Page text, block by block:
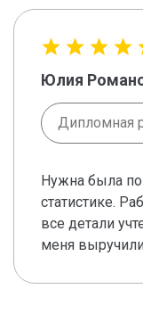
Юлия
Дипломная
Нужна была
статистике.
все детали
меня